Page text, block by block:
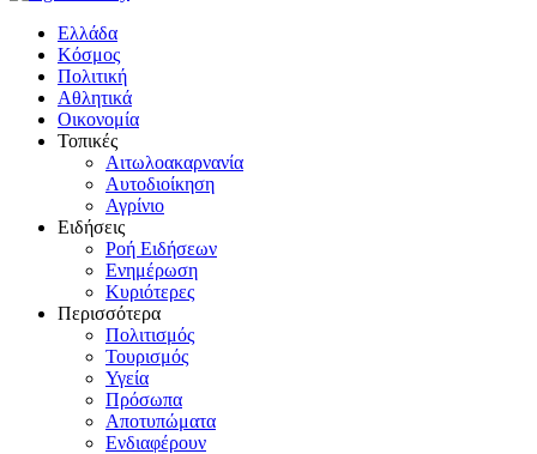
Ελλάδα
Κόσμος
Πολιτική
Αθλητικά
Οικονομία
Τοπικές
Αιτωλοακαρνανία
Αυτοδιοίκηση
Αγρίνιο
Ειδήσεις
Ροή Ειδήσεων
Ενημέρωση
Κυριότερες
Περισσότερα
Πολιτισμός
Τουρισμός
Υγεία
Πρόσωπα
Αποτυπώματα
Ενδιαφέρουν